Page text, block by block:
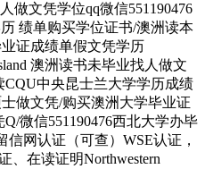
做文凭学位qq微信551190476
绩单购买学位证书/澳洲读本
证成绩单假文凭学历
澳洲读书未毕业找人做文
CQU中央昆士兰大学学历成绩
做文凭/购买澳洲大学毕业证
微信551190476西北大学办毕
信网认证（可查）WSE认证，
、在读证明Northwestern